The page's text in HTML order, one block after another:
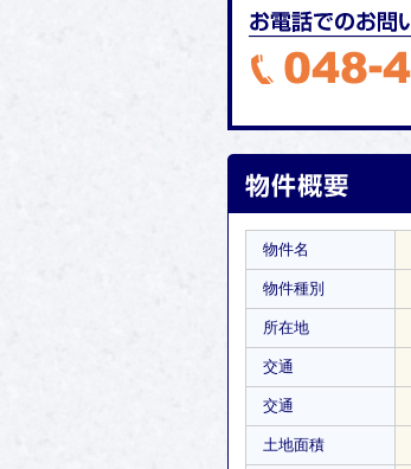
物件名
物件種別
所在地
交通
交通
土地面積